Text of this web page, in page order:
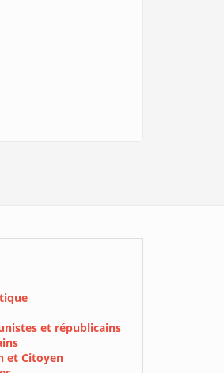
et républicains
et Citoyen